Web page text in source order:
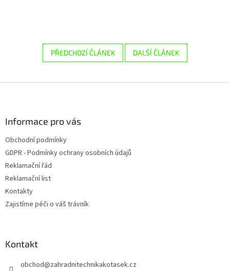
PŘEDCHOZÍ ČLÁNEK DALŠÍ ČLÁNEK
Informace pro vás
Obchodní podmínky
GDPR - Podmínky ochrany osobních údajů
Reklamační řád
Reklamační list
Kontakty
Zajistíme péči o váš trávník
Kontakt
obchod@zahradnitechnikakotasek.cz